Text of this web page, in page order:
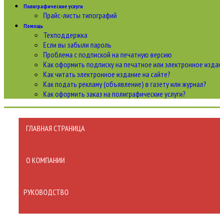
Полиграфические услуги
Прайс-листы типографий
Помощь
Техподдержка
Если вы забыли пароль
Проблема с подпиской на печатную версию
Как оформить подписку на печатное или электронное
Как читать электронное издание на сайте?
Как подать рекламу (объявление) в газету или журнал?
Как оформить заказ на полиграфические уcлуги?
ГЛАВНАЯ СТРАНИЦА
О КОМПАНИИ
РУКОВОДСТВО